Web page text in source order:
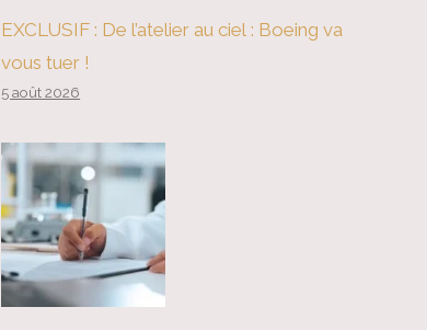
EXCLUSIF : De l’atelier au ciel : Boeing va
vous tuer !
5 août 2026